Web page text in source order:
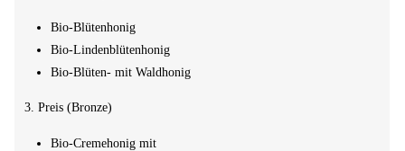
Bio-Blütenhonig
Bio-Lindenblütenhonig
Bio-Blüten- mit Waldhonig
3. Preis (Bronze)
Bio-Cremehonig mit